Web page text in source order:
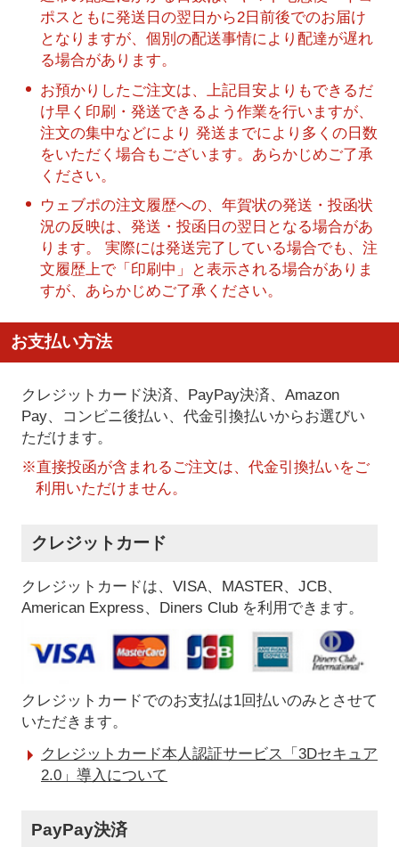
ポスともに発送日の翌日から2日前後でのお届け
となりますが、個別の配送事情により配達が遅れ
る場合があります。
お預かりしたご注文は、上記目安よりもできるだ
け早く印刷・発送できるよう作業を行いますが、
注文の集中などにより 発送までにより多くの日数
をいただく場合もございます。あらかじめご了承
ください。
ウェブポの注文履歴への、年賀状の発送・投函状
況の反映は、発送・投函日の翌日となる場合があ
ります。 実際には発送完了している場合でも、注
文履歴上で「印刷中」と表示される場合がありま
すが、あらかじめご了承ください。
お支払い方法
クレジットカード決済、PayPay決済、Amazon
Pay、コンビニ後払い、代金引換払いからお選びい
ただけます。
※直接投函が含まれるご注文は、代金引換払いをご
利用いただけません。
クレジットカード
クレジットカードは、VISA、MASTER、JCB、
American Express、Diners Club を利用できます。
クレジットカードでのお支払は1回払いのみとさせて
いただきます。
クレジットカード本人認証サービス「3Dセキュア
2.0」導入について
PayPay決済